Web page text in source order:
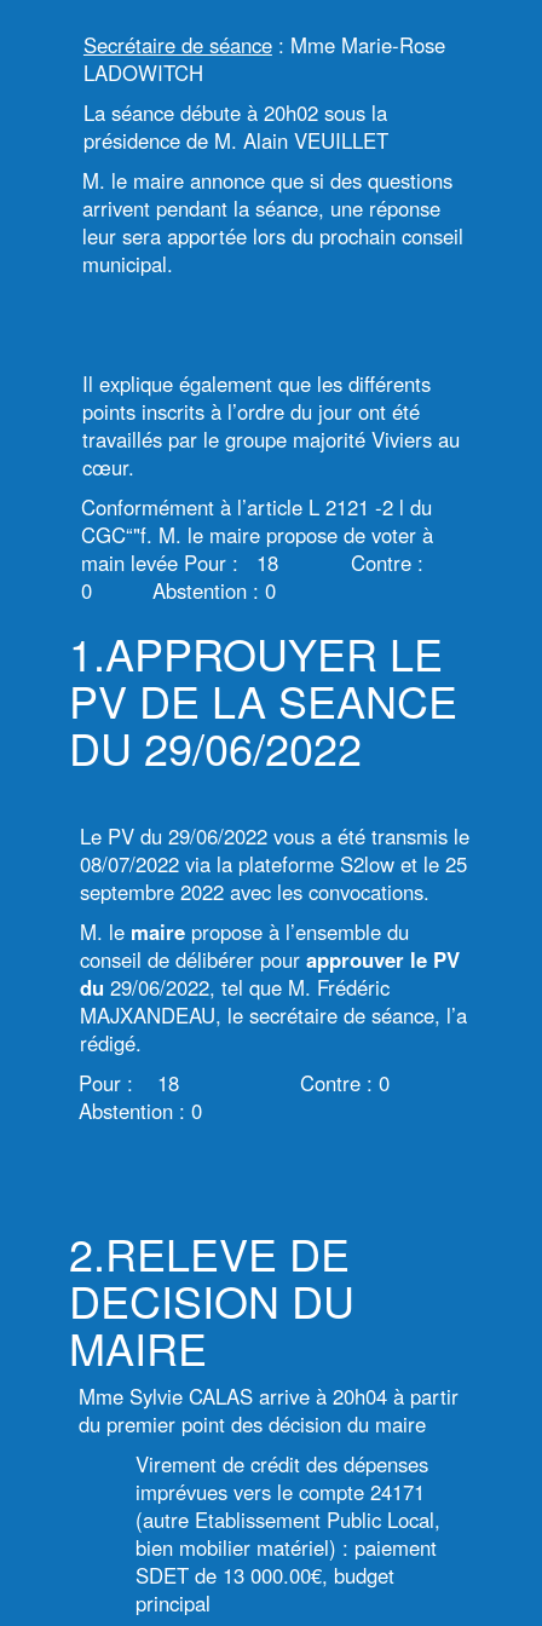
Secrétaire de séance: Mme Marie-Rose
LADOWITCH
La séance débute à 20h02 sous la
présidence de M. Alain VEUILLET
M. le maire annonce que si des questions
arrivent pendant la séance, une réponse
leur sera apportée lors du prochain conseil
municipal.
Il explique également que les différents
points inscrits à l’ordre du jour ont été
travaillés par le groupe majorité Viviers au
cœur.
Conformément à l’article L 2121 -2 l du
CGC“"f. M. le maire propose de voter à
main levée Pour : 18 Contre :
0 Abstention : 0
1.APPROUYER LE
PV DE LA SEANCE
DU 29/06/2022
Le PV du 29/06/2022 vous a été transmis le
08/07/2022 via la plateforme S2low et le 25
septembre 2022 avec les convocations.
M. le maire propose à l’ensemble du
conseil de délibérer pour approuver le PV
du 29/06/2022, tel que M. Frédéric
MAJXANDEAU, le secrétaire de séance, l’a
rédigé.
Pour : 18 Contre : 0
Abstention : 0
2.RELEVE DE
DECISION DU
MAIRE
Mme Sylvie CALAS arrive à 20h04 à partir
du premier point des décision du maire
Virement de crédit des dépenses
imprévues vers le compte 24171
(autre Etablissement Public Local,
bien mobilier matériel) : paiement
SDET de 13 000.00€, budget
principal